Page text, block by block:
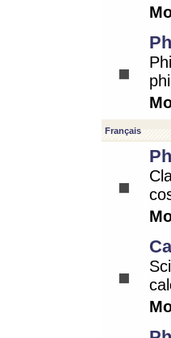
Français